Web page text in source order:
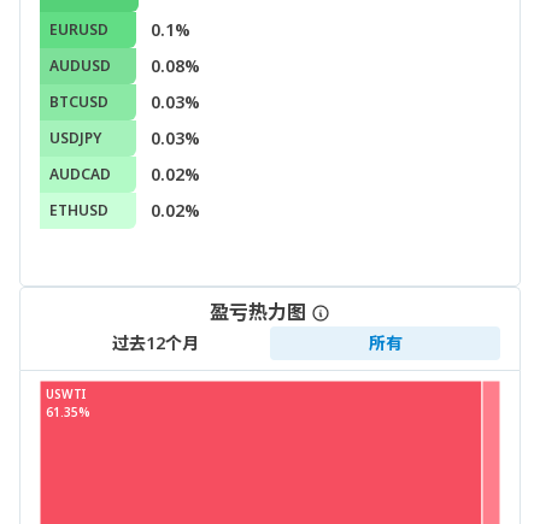
EURUSD 0.1%
AUDUSD 0.08%
BTCUSD 0.03%
USDJPY 0.03%
AUDCAD 0.02%
ETHUSD 0.02%
盈亏热力图
过去12个月 所有
USWTI
61.35%